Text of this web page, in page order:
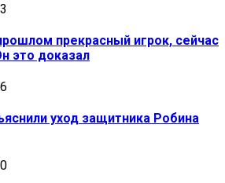
прекрасный игрок, сейчас
это доказал
уход защитника Робина